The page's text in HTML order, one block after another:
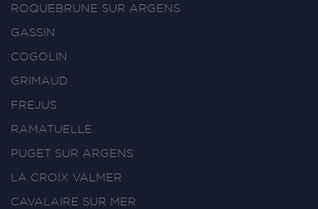
ROQUEBRUNE SUR ARGENS
GASSIN
COGOLIN
GRIMAUD
FREJUS
RAMATUELLE
PUGET SUR ARGENS
LA CROIX VALMER
CAVALAIRE SUR MER